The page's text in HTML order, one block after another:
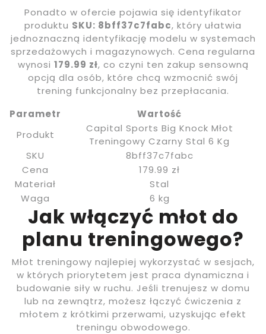
Ponadto w ofercie pojawia się identyfikator
produktu SKU: 8bff37c7fabc, który ułatwia
jednoznaczną identyfikację modelu w systemach
sprzedażowych i magazynowych. Cena regularna
wynosi 179.99 zł, co czyni ten zakup sensowną
opcją dla osób, które chcą wzmocnić swój
trening funkcjonalny bez przepłacania.
Parametr
Wartość
Produkt
Capital Sports Big Knock Młot
Treningowy Czarny Stal 6 Kg
SKU
8bff37c7fabc
Cena
179.99 zł
Materiał
Stal
Waga
6 kg
Jak włączyć młot do
planu treningowego?
Młot treningowy najlepiej wykorzystać w sesjach,
w których priorytetem jest praca dynamiczna i
budowanie siły w ruchu. Jeśli trenujesz w domu
lub na zewnątrz, możesz łączyć ćwiczenia z
młotem z krótkimi przerwami, uzyskując efekt
treningu obwodowego.